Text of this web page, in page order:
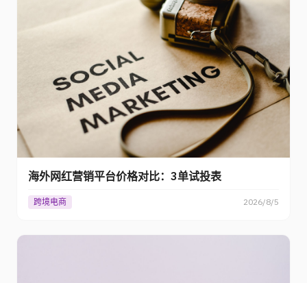
海外网红营销平台价格对比：3单试投表
跨境电商 2026/8/5